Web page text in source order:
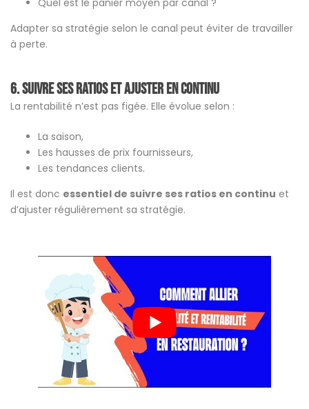
Quel est le panier moyen par canal ?
Adapter sa stratégie selon le canal peut éviter de travailler
à perte.
6. Suivre ses ratios et ajuster en continu
La rentabilité n’est pas figée. Elle évolue selon :
La saison,
Les hausses de prix fournisseurs,
Les tendances clients.
Il est donc essentiel de suivre ses ratios en continu et
d’ajuster régulièrement sa stratégie.